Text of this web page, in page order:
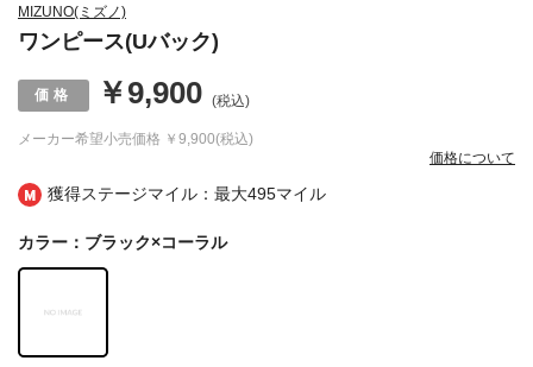
獲得ステージマイル：最大495マイル
MIZUNO(ミズノ)
ワンピース(Uバック)
メーカー希望小売価格 ￥9,900(税込)
￥9,900 (税込)
価格について
カラー：ブラック×コーラル